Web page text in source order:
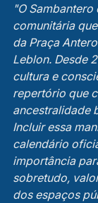
"O
comunitária
da Praça
Leblon. Desde
cultura e
repertório que
ancestralidade
Incluir essa
calendário
importância
sobretudo,
dos espaços